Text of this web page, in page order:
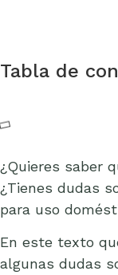
Tabla de
¿Quieres saber
¿Tienes dudas
para uso
En este texto
algunas dudas